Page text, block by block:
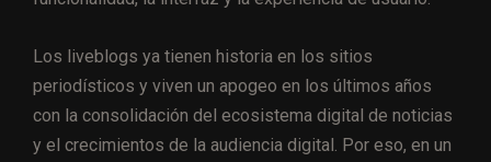
Los liveblogs ya tienen historia en los sitios
periodísticos y viven un apogeo en los últimos años
con la consolidación del ecosistema digital de noticias
y el crecimientos de la audiencia digital. Por eso, en un